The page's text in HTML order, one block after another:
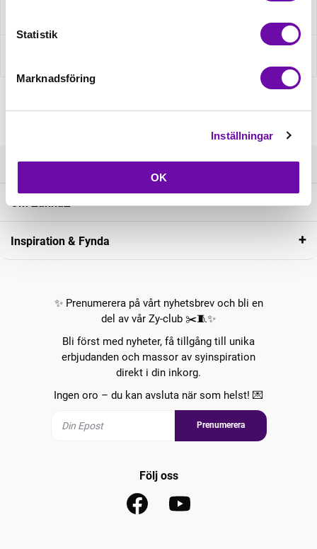
Statistik
Marknadsföring
Inställningar
OK
Kundservice
Om ZannaZ
Inspiration & Fynda
✨ Prenumerera på vårt nyhetsbrev och bli en
del av vår Zy-club ✂️🧵✨
Bli först med nyheter, få tillgång till unika
erbjudanden och massor av syinspiration
direkt i din inkorg.
Ingen oro – du kan avsluta när som helst! 💌
Prenumerera
Följ oss